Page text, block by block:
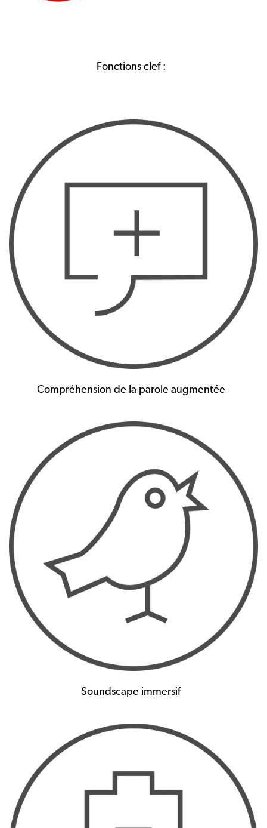
Fonctions clef :
Compréhension de la parole augmentée
Soundscape immersif